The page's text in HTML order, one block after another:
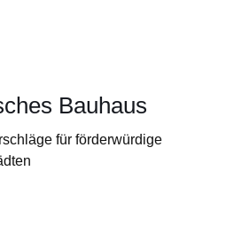
Bauhaus
für förderwürdige